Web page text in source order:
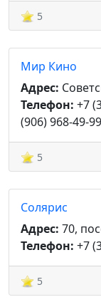
5
Мир Кино
Адрес:
Телефон: +7
(906) 968-49-99
5
Солярис
Адрес: 70,
Телефон: +7
5